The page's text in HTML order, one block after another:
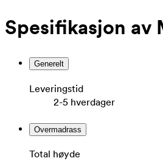
Spesifikasjon av
Generelt
Leveringstid
2-5 hverdager
Overmadrass
Total høyde